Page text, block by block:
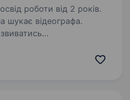
роботи від 2 років.
шукає відеографа.
відряджень